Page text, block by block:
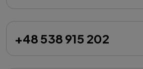
+48 538 915 202